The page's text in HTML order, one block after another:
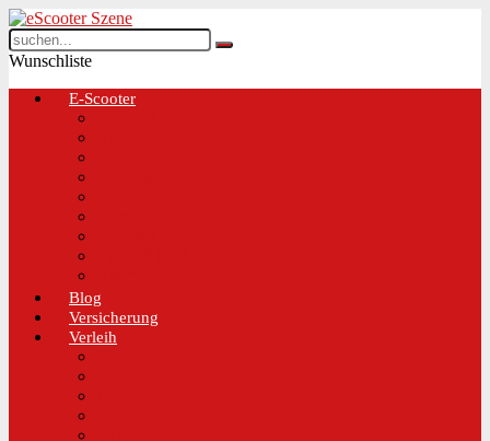
Wunschliste
E-Scooter
Blog
Versicherung
Verleih